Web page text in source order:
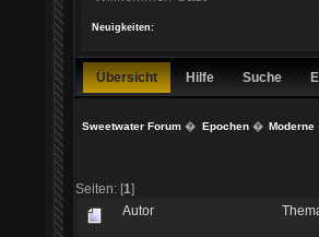
Neuigkeiten:
Übersicht Hilfe Suche
Sweetwater Forum � Epochen� Moderne
Seiten: [1]
Autor